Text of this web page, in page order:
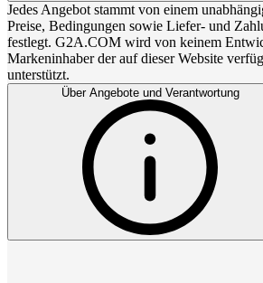
Jedes Angebot stammt von einem
Preise, Bedingungen sowie Liefer- und
festlegt. G2A.COM wird von keinem
Markeninhaber der auf dieser Website
unterstützt.
Über Angebote und Verantwortung